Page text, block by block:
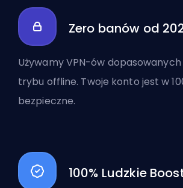
Zero banów od
Używamy VPN-ów
trybu offline. Twoje konto jest w
bezpieczne.
100% Ludzkie